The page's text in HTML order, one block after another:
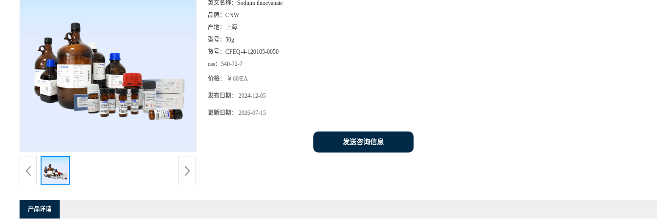
英文名称： Sodium thiocyanate
品牌： CNW
产地： 上海
型号： 50g
货号： CFEQ-4-120105-0050
cas： 540-72-7
价格： ￥60/EA
发布日期： 2024-12-05
更新日期： 2026-07-15
发送咨询信息
产品详请